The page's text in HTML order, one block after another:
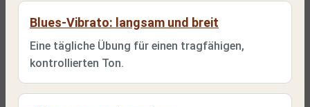
Blues-Vibrato: langsam und breit
Eine tägliche Übung für einen tragfähigen,
kontrollierten Ton.